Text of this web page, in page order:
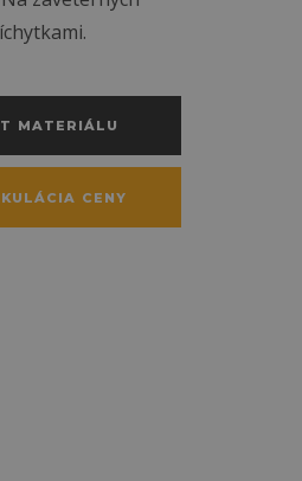
MATERIÁLU
CENY